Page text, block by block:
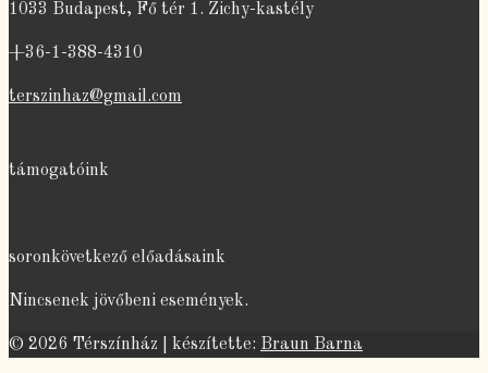
1033 Budapest, Fő tér 1. Zichy-kastély
+36-1-388-4310
terszinhaz@gmail.com
támogatóink
soronkövetkező előadásaink
Nincsenek jövőbeni események.
© 2026 Térszínház | készítette: Braun Barna